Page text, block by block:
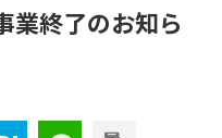
業終了のお知ら